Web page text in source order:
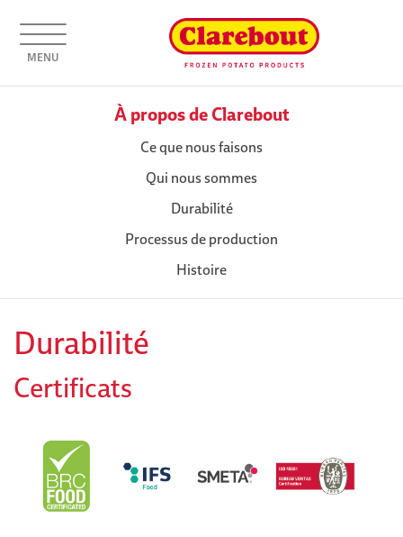
MENU
À propos de Clarebout
Ce que nous faisons
Qui nous sommes
Durabilité
Processus de production
Histoire
Durabilité
Certificats